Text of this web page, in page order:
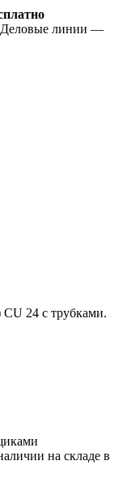
Деловые линии —
24 с трубками.
на складе в